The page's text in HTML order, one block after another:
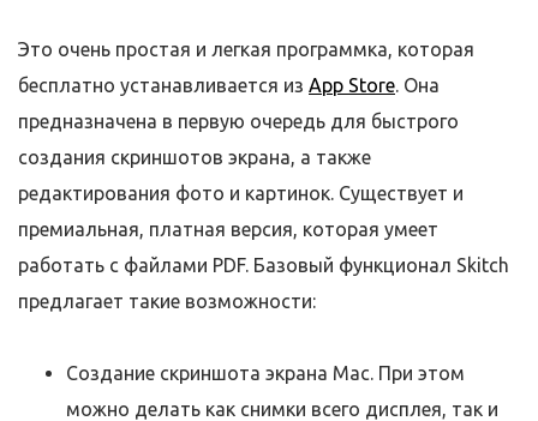
Это очень простая и легкая программка, которая
бесплатно устанавливается из App Store. Она
предназначена в первую очередь для быстрого
создания скриншотов экрана, а также
редактирования фото и картинок. Существует и
премиальная, платная версия, которая умеет
работать с файлами PDF. Базовый функционал Skitch
предлагает такие возможности:
Создание скриншота экрана Mac. При этом
можно делать как снимки всего дисплея, так и